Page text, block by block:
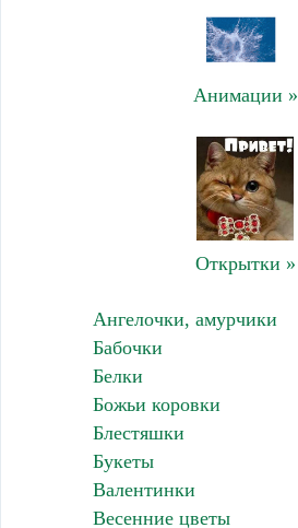
Анимации »
Открытки »
Ангелочки, амурчики
Бабочки
Белки
Божьи коровки
Блестяшки
Букеты
Валентинки
Весенние цветы